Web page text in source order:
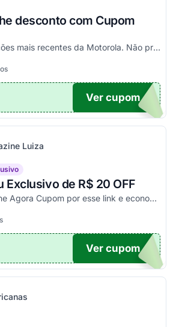
desconto com Cupom
Consulte as promoções mais recentes da Motorola. Não precisa de cupom, descontos já aplicados no site.
TICO
Ver cupom
Luiza
Exclusivo de R$ 20 OFF
Compre no Magazine Agora Cupom por esse link e economize R$ 20 na compra de produtos acima de R$ 999 vendidos e entregues por Magazine Luiza. Economize!
UPOM
Ver cupom